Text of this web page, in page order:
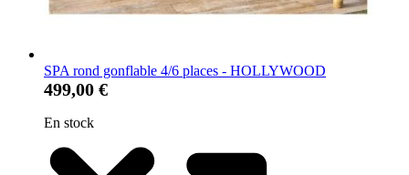
SPA rond gonflable 4/6 places - HOLLYWOOD
499,00 €
En stock